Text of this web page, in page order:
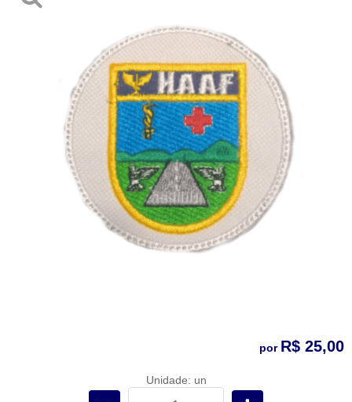
por R$ 25,00
Unidade: un